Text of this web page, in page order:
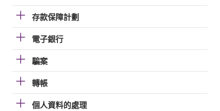
存款保障計劃
電子銀行
騙案
轉帳
個人資料的處理